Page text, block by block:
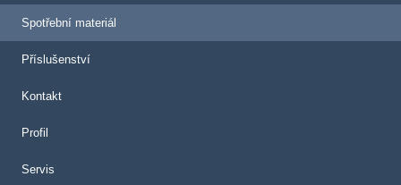
Spotřební materiál
Příslušenství
Kontakt
Profil
Servis